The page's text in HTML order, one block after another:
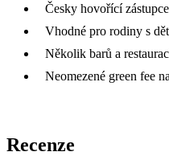
Česky hovořící
Vhodné pro rodiny s
Několik barů a
Neomezené green fee
Recenze